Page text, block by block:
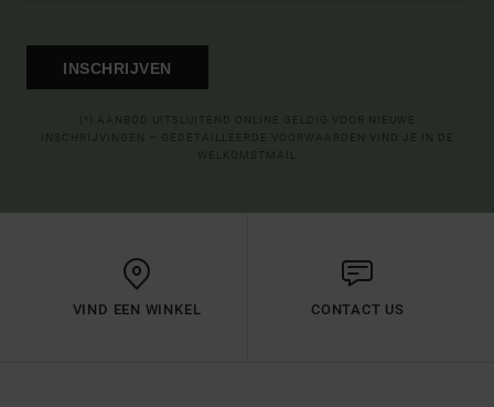
INSCHRIJVEN
VIND EEN WINKEL CONTACT US